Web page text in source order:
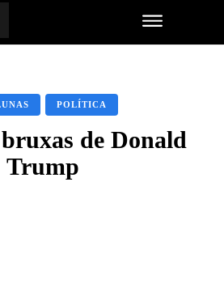
POLÍTICA
de Donald
Trump